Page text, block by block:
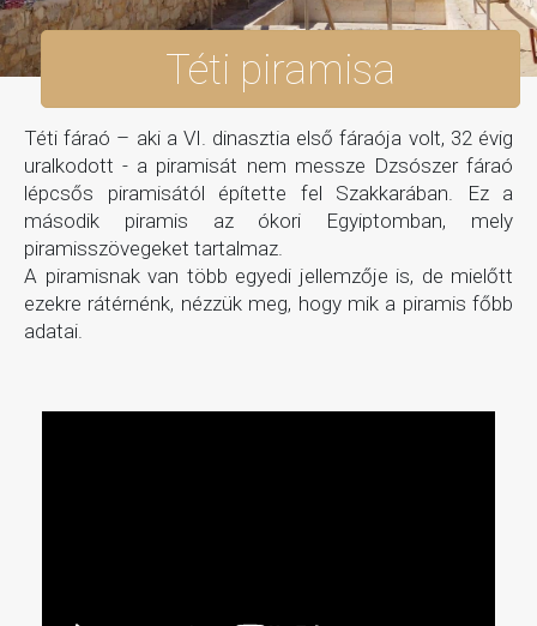
Téti piramisa
Téti fáraó – aki a VI. dinasztia első fáraója volt, 32 évig
uralkodott - a piramisát nem messze Dzsószer fáraó
lépcsős piramisától építette fel Szakkarában. Ez a
második piramis az ókori Egyiptomban, mely
piramisszövegeket tartalmaz.
A piramisnak van több egyedi jellemzője is, de mielőtt
ezekre rátérnénk, nézzük meg, hogy mik a piramis főbb
adatai.